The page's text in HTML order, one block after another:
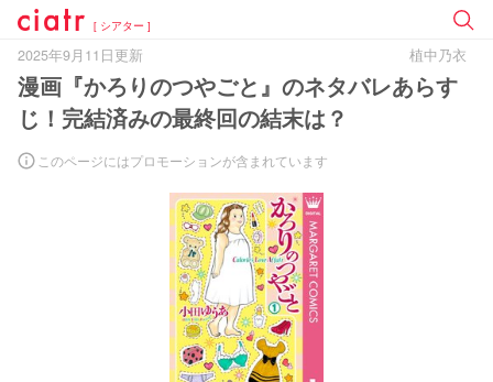
[ シアター ]
2025年9月11日更新 植中乃衣
漫画『かろりのつやごと』のネタバレあらす
じ！完結済みの最終回の結末は？
このページにはプロモーションが含まれています